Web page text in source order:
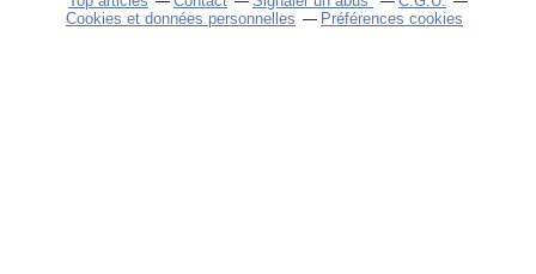
Cookies et données personnelles
Préférences cookies